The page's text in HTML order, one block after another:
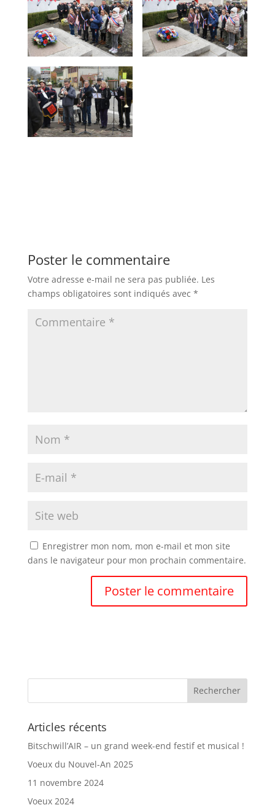
Poster le commentaire
Votre adresse e-mail ne sera pas publiée. Les
champs obligatoires sont indiqués avec *
Enregistrer mon nom, mon e-mail et mon site
dans le navigateur pour mon prochain commentaire.
Articles récents
Bitschwill’AIR – un grand week-end festif et musical !
Voeux du Nouvel-An 2025
11 novembre 2024
Voeux 2024